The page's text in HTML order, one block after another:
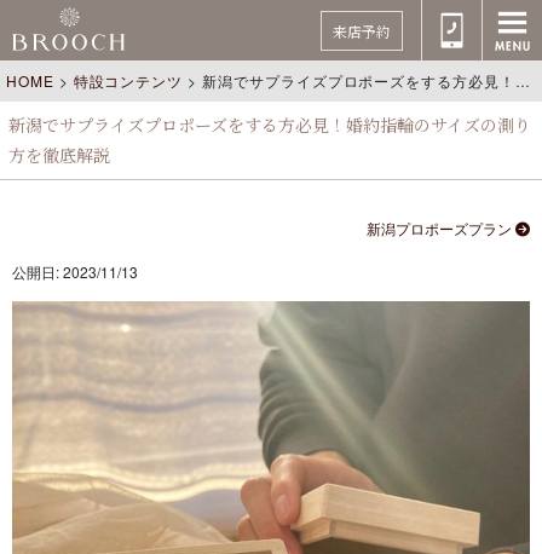
来店予約
HOME > 特設コンテンツ > 新潟でサプライズプロポーズをする方必見！婚約指輪のサイズの測り方を徹底解説
新潟でサプライズプロポーズをする方必見！婚約指輪のサイズの測り
方を徹底解説
新潟プロポーズプラン
公開日: 2023/11/13